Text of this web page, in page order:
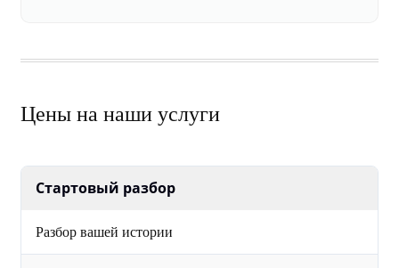
Цены на наши услуги
Стартовый разбор
Разбор вашей истории